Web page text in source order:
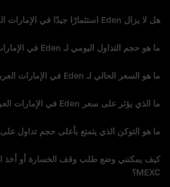
هل لا يزال Eden استثمارًا جيدًا في الإمارات العربية المتحدة؟
ما هو حجم التداول اليومي لـ Eden في الإمارات العربية المتحدة؟
ما هو السعر الحالي لـ Eden في الإمارات العربية المتحدة؟
ما الذي يؤثر على سعر Eden في الإمارات العربية المتحدة؟
ما هو التوكن الذي يتمتع بأعلى حجم تداول على MEXC؟
MEXC؟